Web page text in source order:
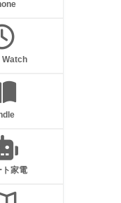
Watch
ト家電